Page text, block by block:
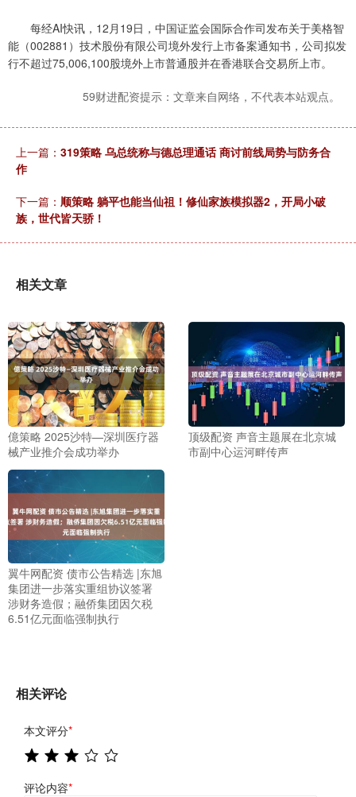
每经AI快讯，12月19日，中国证监会国际合作司发布关于美格智
能（002881）技术股份有限公司境外发行上市备案通知书，公司拟发
行不超过75,006,100股境外上市普通股并在香港联合交易所上市。
59财进配资提示：文章来自网络，不代表本站观点。
上一篇： 319策略 乌总统称与德总理通话 商讨前线局势与防务合
作
下一篇： 顺策略 躺平也能当仙祖！修仙家族模拟器2，开局小破
族，世代皆天骄！
相关文章
億策略 2025沙特—深圳医疗器
械产业推介会成功举办
顶级配资 声音主题展在北京城
市副中心运河畔传声
翼牛网配资 债市公告精选 |东旭
集团进一步落实重组协议签署
涉财务造假；融侨集团因欠税
6.51亿元面临强制执行
相关评论
本文评分*
评论内容*